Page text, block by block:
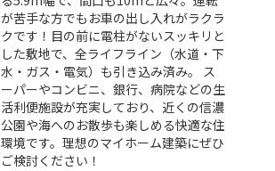
が苦手な方でもお車の出し入れがラクラ
クです！目の前に電柱がないスッキリと
した敷地で、全ライフライン（水道・下
水・ガス・電気）も引き込み済み。 ス
ーパーやコンビニ、銀行、病院などの生
活利便施設が充実しており、近くの信濃
公園や海へのお散歩も楽しめる快適な住
環境です。理想のマイホーム建築にぜひ
ご検討ください！